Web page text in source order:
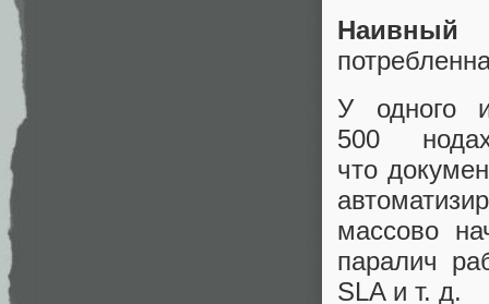
Наивный
У одного
500
что
массово
паралич
SLA и т. д.